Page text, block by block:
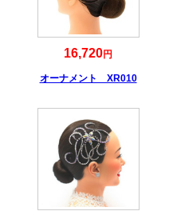
16,720円
オーナメント XR010